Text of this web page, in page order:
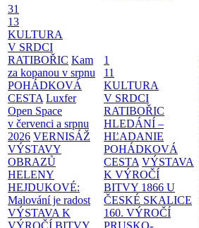
31
13
KULTURA
V SRDCI
RATIBOŘIC Kam
za kopanou v srpnu
POHÁDKOVÁ
CESTA Luxfer
Open Space
v červenci a srpnu
2026 VERNISÁŽ
VÝSTAVY
OBRAZŮ
HELENY
HEJDUKOVÉ:
Malování je radost
VÝSTAVA K
VÝROČÍ BITVY
1
11
KULTURA
V SRDCI
RATIBOŘIC
HLEDÁNÍ –
HĽADANIE
POHÁDKOVÁ
CESTA VÝSTAVA
K VÝROČÍ
BITVY 1866 U
ČESKÉ SKALICE
160. VÝROČÍ
PRUSKO-